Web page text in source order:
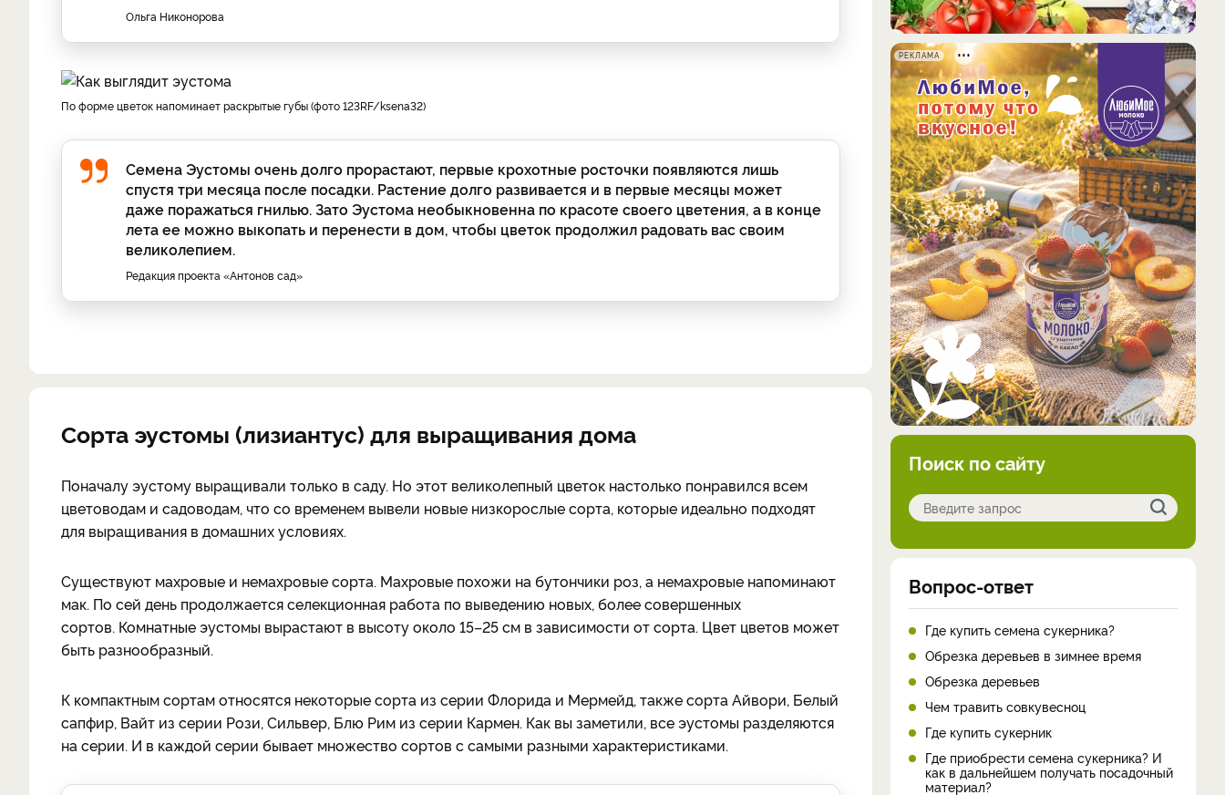
Ольга Никонорова
По форме цветок напоминает раскрытые губы (фото 123RF/ksena32)
Семена Эустомы очень долго прорастают, первые крохотные росточки появляются лишь
спустя три месяца после посадки. Растение долго развивается и в первые месяцы может
даже поражаться гнилью. Зато Эустома необыкновенна по красоте своего цветения, а в конце
лета ее можно выкопать и перенести в дом, чтобы цветок продолжил радовать вас своим
великолепием.
Редакция проекта «Антонов сад»
Сорта эустомы (лизиантус) для выращивания дома
Поначалу эустому выращивали только в саду. Но этот великолепный цветок настолько понравился всем
цветоводам и садоводам, что со временем вывели новые низкорослые сорта, которые идеально подходят
для выращивания в домашних условиях.
Существуют махровые и немахровые сорта. Махровые похожи на бутончики роз, а немахровые напоминают
мак. По сей день продолжается селекционная работа по выведению новых, более совершенных
сортов. Комнатные эустомы вырастают в высоту около 15–25 см в зависимости от сорта. Цвет цветов может
быть разнообразный.
К компактным сортам относятся некоторые сорта из серии Флорида и Мермейд, также сорта Айвори, Белый
сапфир, Вайт из серии Рози, Сильвер, Блю Рим из серии Кармен. Как вы заметили, все эустомы разделяются
на серии. И в каждой серии бывает множество сортов с самыми разными характеристиками.
РЕКЛАМА
Поиск по сайту
Вопрос-ответ
Где купить семена сукерника?
Обрезка деревьев в зимнее время
Обрезка деревьев
Чем травить совкувесноц
Где купить сукерник
Где приобрести семена сукерника? И
как в дальнейшем получать посадочный
материал?